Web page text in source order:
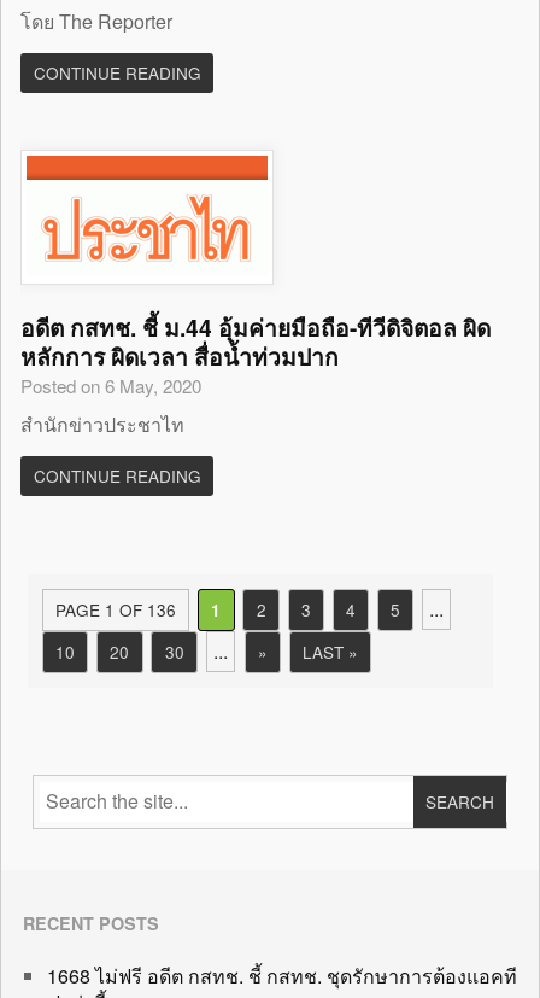
โดย The Reporter
CONTINUE READING
อดีต กสทช. ชี้ ม.44 อุ้มค่ายมือถือ-ทีวีดิจิตอล ผิด
หลักการ ผิดเวลา สื่อน้ำท่วมปาก
Posted on 6 May, 2020
สำนักข่าวประชาไท
CONTINUE READING
PAGE 1 OF 136 1 2 3 4 5 ...
10 20 30 ... » LAST »
RECENT POSTS
1668 ไม่ฟรี อดีต กสทช. ชี้ กสทช. ชุดรักษาการต้องแอคที